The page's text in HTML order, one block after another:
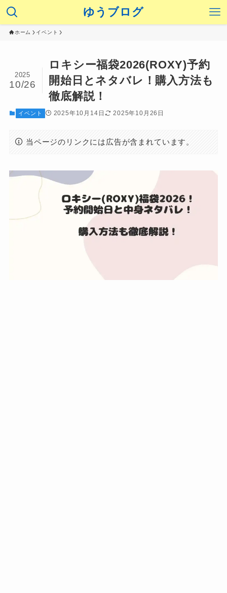
ゆうブログ
ホーム イベント
ロキシー福袋2026(ROXY)予約
開始日とネタバレ！購入方法も
徹底解説！
2025
10/26
イベント 2025年10月14日 2025年10月26日
当ページのリンクには広告が含まれています。